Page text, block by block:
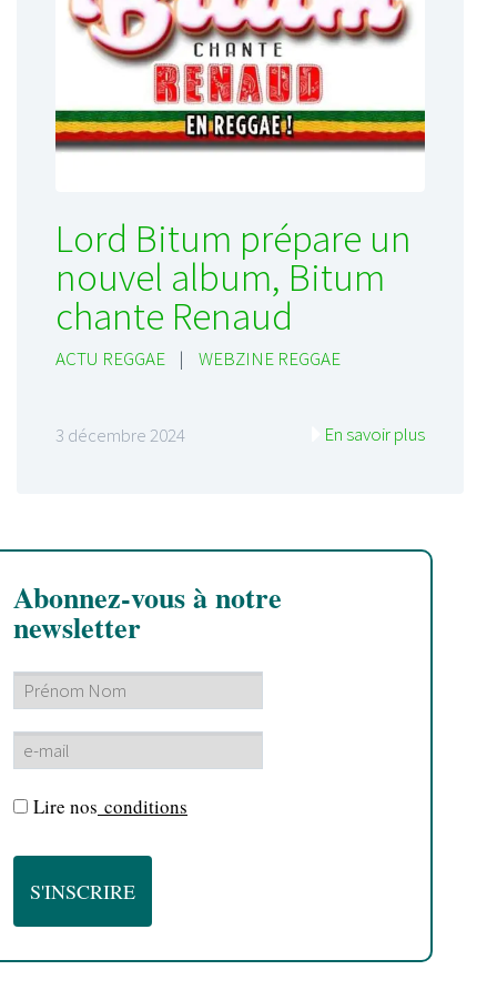
Lord Bitum prépare un
nouvel album, Bitum
chante Renaud
ACTU REGGAE | WEBZINE REGGAE
3 décembre 2024 En savoir plus
Abonnez-vous à notre
newsletter
Lire nos conditions